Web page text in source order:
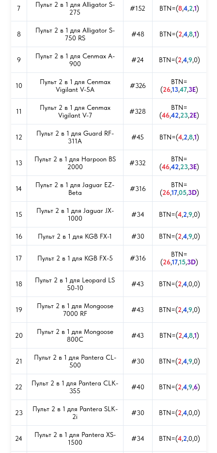
7
Пульт 2 в 1 для Alligator S-
275
#152 BTN=(8,4,2,1)
8
Пульт 2 в 1 для Alligator S-
750 RS
#48 BTN=(2,4,8,1)
9
Пульт 2 в 1 для Cenmax A-
900
#24 BTN=(2,4,9,0)
10
Пульт 2 в 1 для Cenmax
Vigilant V-5A
#326
BTN=
(26,13,47,3E)
11
Пульт 2 в 1 для Cenmax
Vigilant V-7
#328
BTN=
(46,42,23,2E)
12
Пульт 2 в 1 для Guard RF-
311A
#45 BTN=(4,2,8,1)
13
Пульт 2 в 1 для Harpoon BS
2000
#332
BTN=
(46,42,23,3E)
14
Пульт 2 в 1 для Jaguar EZ-
Beta
#316
BTN=
(26,17,05,3D)
15
Пульт 2 в 1 для Jaguar JX-
1000
#34 BTN=(4,2,9,0)
16 Пульт 2 в 1 для KGB FX-1 #30 BTN=(2,4,9,0)
17 Пульт 2 в 1 для KGB FX-5 #316
BTN=
(26,17,15,3D)
18
Пульт 2 в 1 для Leopard LS
50-10
#43 BTN=(2,4,0,0)
19
Пульт 2 в 1 для Mongoose
7000 RF
#43 BTN=(2,4,9,0)
20
Пульт 2 в 1 для Mongoose
800C
#43 BTN=(2,4,8,1)
21
Пульт 2 в 1 для Pantera CL-
500
#30 BTN=(2,4,9,0)
22
Пульт 2 в 1 для Pantera CLK-
355
#40 BTN=(2,4,9,6)
23
Пульт 2 в 1 для Pantera SLK-
2i
#30 BTN=(2,4,0,0)
24
Пульт 2 в 1 для Pantera XS-
1500
#34 BTN=(4,2,0,0)